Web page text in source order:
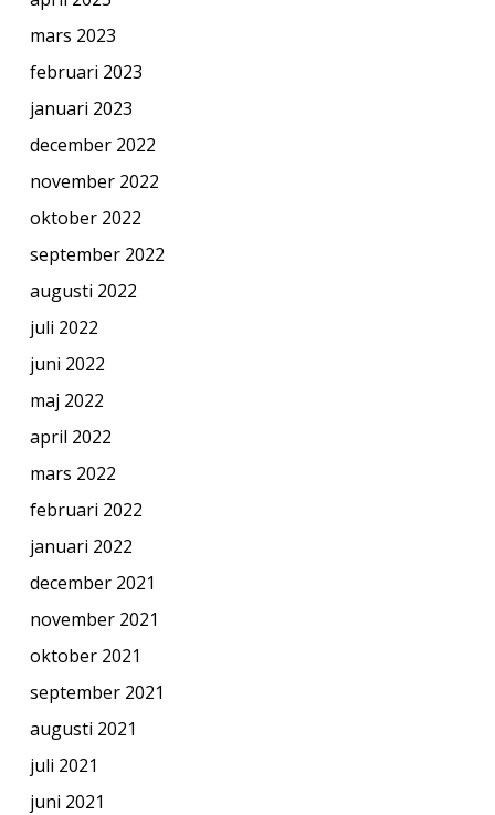
mars 2023
februari 2023
januari 2023
december 2022
november 2022
oktober 2022
september 2022
augusti 2022
juli 2022
juni 2022
maj 2022
april 2022
mars 2022
februari 2022
januari 2022
december 2021
november 2021
oktober 2021
september 2021
augusti 2021
juli 2021
juni 2021